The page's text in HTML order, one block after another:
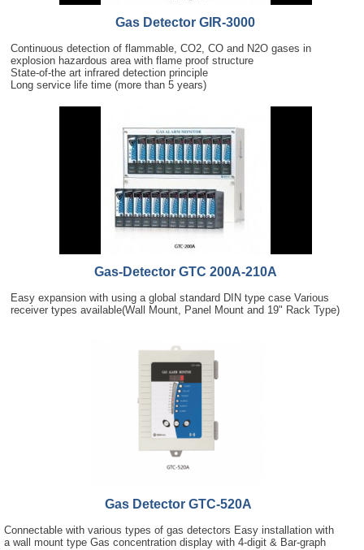
Gas Detector GIR-3000
Continuous detection of flammable, CO2, CO and N2O gases in
explosion hazardous area with flame proof structure
State-of-the art infrared detection principle
Long service life time (more than 5 years)
Gas-Detector GTC 200A-210A
Easy expansion with using a global standard DIN type case Various
receiver types available(Wall Mount, Panel Mount and 19" Rack Type)
Gas Detector GTC-520A
Connectable with various types of gas detectors Easy installation with
a wall mount type Gas concentration display with 4-digit & Bar-graph